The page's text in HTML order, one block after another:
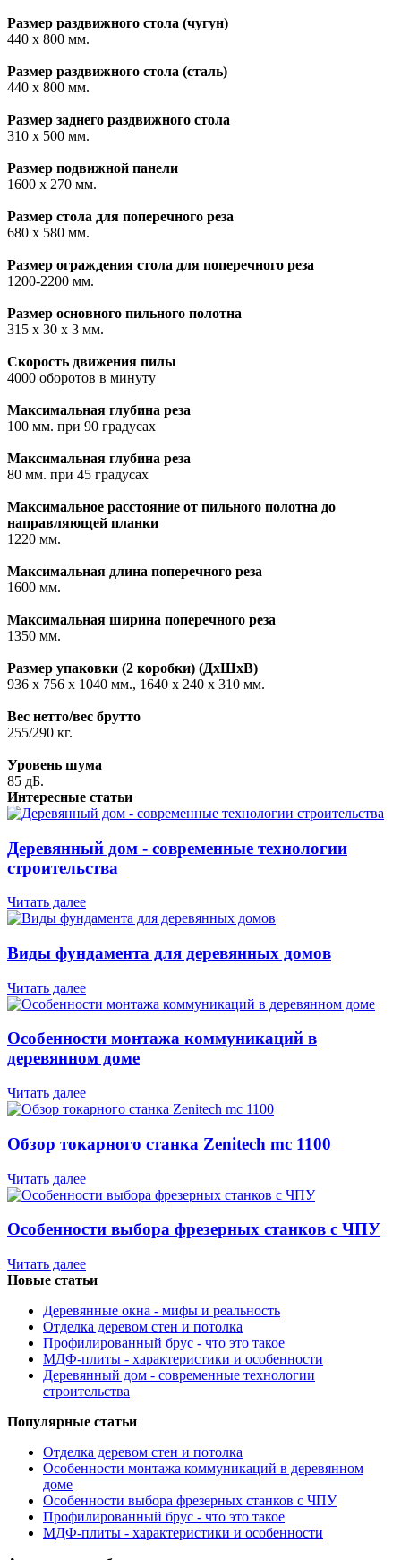
Размер раздвижного стола (чугун)
440 х 800 мм.
Размер раздвижного стола (сталь)
440 х 800 мм.
Размер заднего раздвижного стола
310 х 500 мм.
Размер подвижной панели
1600 х 270 мм.
Размер стола для поперечного реза
680 х 580 мм.
Размер ограждения стола для поперечного реза
1200-2200 мм.
Размер основного пильного полотна
315 х 30 х 3 мм.
Скорость движения пилы
4000 оборотов в минуту
Максимальная глубина реза
100 мм. при 90 градусах
Максимальная глубина реза
80 мм. при 45 градусах
Максимальное расстояние от пильного полотна до
направляющей планки
1220 мм.
Максимальная длина поперечного реза
1600 мм.
Максимальная ширина поперечного реза
1350 мм.
Размер упаковки (2 коробки) (ДхШхВ)
936 х 756 х 1040 мм., 1640 х 240 х 310 мм.
Вес нетто/вес брутто
255/290 кг.
Уровень шума
85 дБ.
Интересные статьи
Деревянный дом - современные технологии
строительства
Читать далее
Виды фундамента для деревянных домов
Читать далее
Особенности монтажа коммуникаций в
деревянном доме
Читать далее
Обзор токарного станка Zenitech mc 1100
Читать далее
Особенности выбора фрезерных станков с ЧПУ
Читать далее
Новые статьи
Деревянные окна - мифы и реальность
Отделка деревом стен и потолка
Профилированный брус - что это такое
МДФ-плиты - характеристики и особенности
Деревянный дом - современные технологии
строительства
Популярные статьи
Отделка деревом стен и потолка
Особенности монтажа коммуникаций в деревянном
доме
Особенности выбора фрезерных станков с ЧПУ
Профилированный брус - что это такое
МДФ-плиты - характеристики и особенности